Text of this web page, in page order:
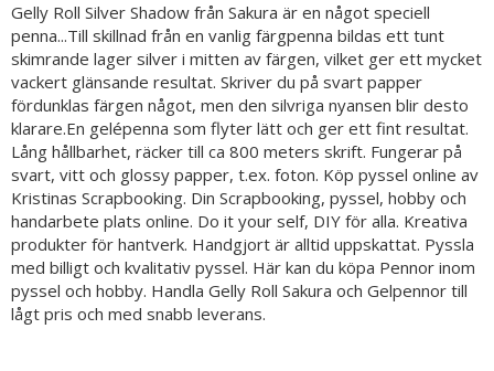
Gelly Roll Silver Shadow från Sakura är en något speciell
penna...Till skillnad från en vanlig färgpenna bildas ett tunt
skimrande lager silver i mitten av färgen, vilket ger ett mycket
vackert glänsande resultat. Skriver du på svart papper
fördunklas färgen något, men den silvriga nyansen blir desto
klarare.En gelépenna som flyter lätt och ger ett fint resultat.
Lång hållbarhet, räcker till ca 800 meters skrift. Fungerar på
svart, vitt och glossy papper, t.ex. foton. Köp pyssel online av
Kristinas Scrapbooking. Din Scrapbooking, pyssel, hobby och
handarbete plats online. Do it your self, DIY för alla. Kreativa
produkter för hantverk. Handgjort är alltid uppskattat. Pyssla
med billigt och kvalitativ pyssel. Här kan du köpa Pennor inom
pyssel och hobby. Handla Gelly Roll Sakura och Gelpennor till
lågt pris och med snabb leverans.